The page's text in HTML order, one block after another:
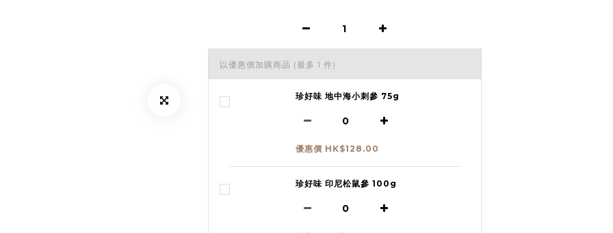
以優惠價加購商品 (最多 1 件)
珍好味 地中海小刺參 75g
優惠價 HK$128.00
珍好味 印尼松鼠參 100g